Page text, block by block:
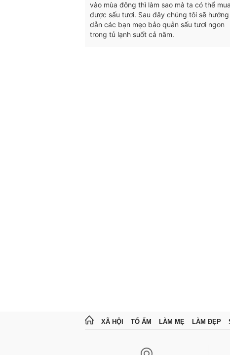
vào mùa đông thì làm sao mà ta có thể mua
được sấu tươi. Sau đây chúng tôi sẽ hướng
dẫn các bạn mẹo bảo quản sấu tươi ngon
trong tủ lạnh suốt cả năm.
XÃ HỘI TỔ ẤM LÀM MẸ LÀM ĐẸP